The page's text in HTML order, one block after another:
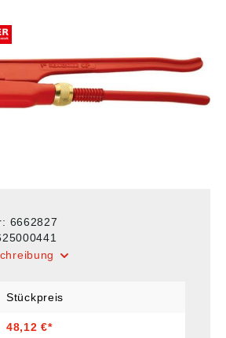
6662827
Stückpreis
48,12 €*